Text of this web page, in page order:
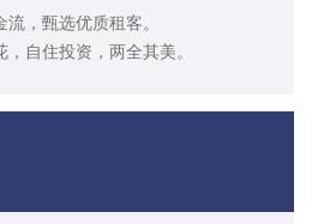
，甄选优质租客。
自住投资，两全其美。